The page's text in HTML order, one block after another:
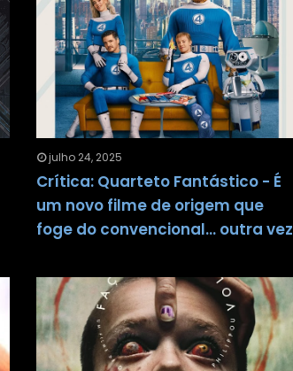
julho 24, 2025
Crítica: Quarteto Fantástico - É
um novo filme de origem que
foge do convencional... outra vez